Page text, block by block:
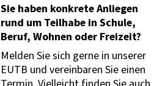
Sie haben konkrete Anliegen
rund um Teilhabe in Schule,
Beruf, Wohnen oder Freizeit?
Melden Sie sich gerne in unserer
EUTB und vereinbaren Sie einen